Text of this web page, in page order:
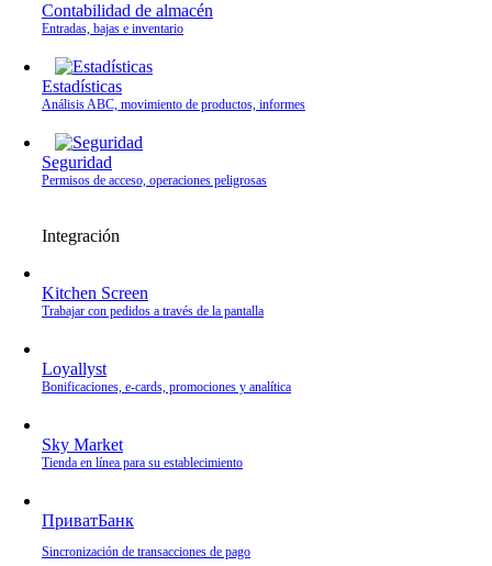
Contabilidad de almacén
Entradas, bajas e inventario
Estadísticas
Análisis ABC, movimiento de productos, informes
Seguridad
Permisos de acceso, operaciones peligrosas
Integración
Kitchen Screen
Trabajar con pedidos a través de la pantalla
Loyallyst
Bonificaciones, e‑cards, promociones y analítica
Sky Market
Tienda en línea para su establecimiento
ПриватБанк
Sincronización de transacciones de pago